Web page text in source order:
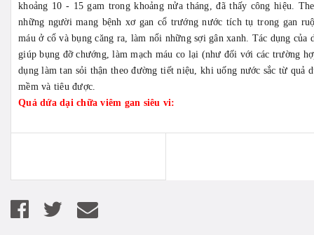
khoảng 10 - 15 gam trong khoảng nửa tháng, đã thấy công hiệu.
những người mang bệnh xơ gan cổ trướng nước tích tụ trong gan
máu ở cổ và bụng căng ra, làm nổi những sợi gân xanh. Tác dụng
giúp bụng đỡ chướng, làm mạch máu co lại (như đối với các trường
dụng làm tan sỏi thận theo đường tiết niệu, khi uống nước sắc từ quả
mềm và tiêu được.
Quả dứa dại chữa viêm gan siêu vi: